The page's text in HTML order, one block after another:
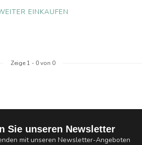
EINKAUFEN
Zeige 1 - 0von 0
Sie unseren Newsletter
mit unseren Newsletter-Angeboten